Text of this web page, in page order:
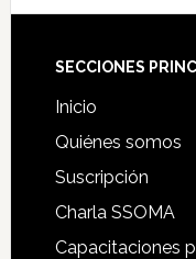
Footer
SECCIONES
Inicio
Quiénes somos
Suscripción
Charla SSOMA
Capacitaciones